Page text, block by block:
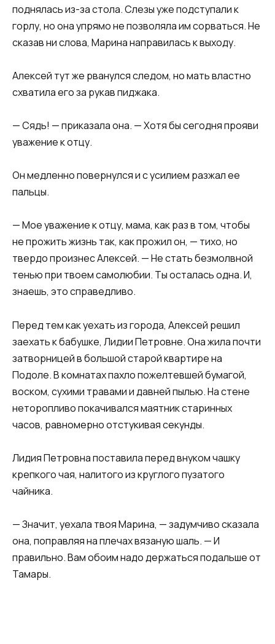
поднялась из-за стола. Слезы уже подступали к
горлу, но она упрямо не позволяла им сорваться. Не
сказав ни слова, Марина направилась к выходу.
Алексей тут же рванулся следом, но мать властно
схватила его за рукав пиджака.
— Сядь! — приказала она. — Хотя бы сегодня прояви
уважение к отцу.
Он медленно повернулся и с усилием разжал ее
пальцы.
— Мое уважение к отцу, мама, как раз в том, чтобы
не прожить жизнь так, как прожил он, — тихо, но
твердо произнес Алексей. — Не стать безмолвной
тенью при твоем самолюбии. Ты осталась одна. И,
знаешь, это справедливо.
Перед тем как уехать из города, Алексей решил
заехать к бабушке, Лидии Петровне. Она жила почти
затворницей в большой старой квартире на
Подоле. В комнатах пахло пожелтевшей бумагой,
воском, сухими травами и давней пылью. На стене
неторопливо покачивался маятник старинных
часов, равномерно отстукивая секунды.
Лидия Петровна поставила перед внуком чашку
крепкого чая, налитого из круглого пузатого
чайника.
— Значит, уехала твоя Марина, — задумчиво сказала
она, поправляя на плечах вязаную шаль. — И
правильно. Вам обоим надо держаться подальше от
Тамары.